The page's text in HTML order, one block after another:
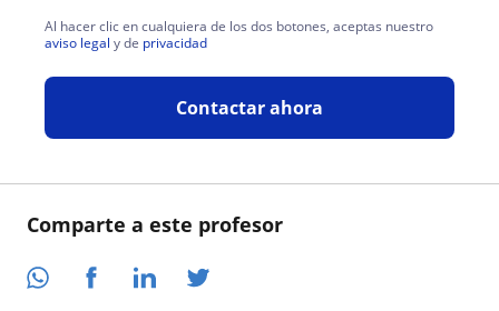
Comparte a este profesor
Al hacer clic en cualquiera de los dos botones, aceptas nuestro
aviso legal y de privacidad
Contactar ahora